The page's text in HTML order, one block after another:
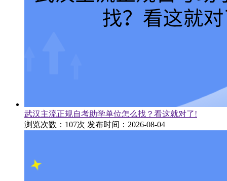
武汉主流正规自考助学单位怎么找？看这就对了!
浏览次数：107次 发布时间：2026-08-04